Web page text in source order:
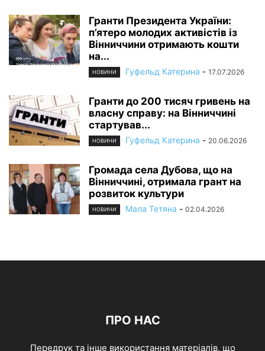
Гранти Президента України:
п’ятеро молодих активістів із
Вінниччини отримають кошти
на...
НОВИНИ Гуфельд Катерина - 17.07.2026
Гранти до 200 тисяч гривень на
власну справу: на Вінниччині
стартував...
НОВИНИ Гуфельд Катерина - 20.06.2026
Громада села Дубова, що на
Вінниччині, отримала грант на
розвиток культури
НОВИНИ Мала Тетяна - 02.04.2026
ПРО НАС
Передрук та інше використання матеріалів, що